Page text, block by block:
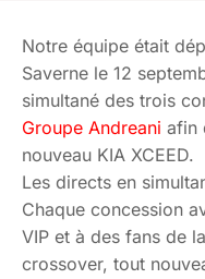
Notre équipe était
Saverne le 12
simultané des trois
Groupe Andreani afin
nouveau KIA XCEED.
Les directs en
Chaque concession
VIP et à des fans de
crossover, tout